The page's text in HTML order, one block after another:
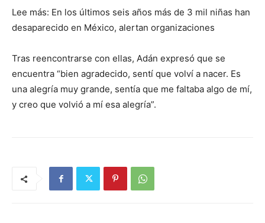
Lee más: En los últimos seis años más de 3 mil niñas han
desaparecido en México, alertan organizaciones
Tras reencontrarse con ellas, Adán expresó que se
encuentra “bien agradecido, sentí que volví a nacer. Es
una alegría muy grande, sentía que me faltaba algo de mí,
y creo que volvió a mí esa alegría”.